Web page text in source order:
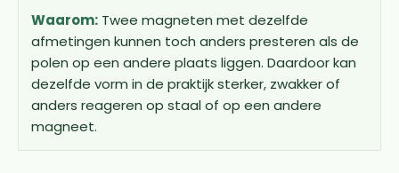
Waarom: Twee magneten met dezelfde
afmetingen kunnen toch anders presteren als de
polen op een andere plaats liggen. Daardoor kan
dezelfde vorm in de praktijk sterker, zwakker of
anders reageren op staal of op een andere
magneet.